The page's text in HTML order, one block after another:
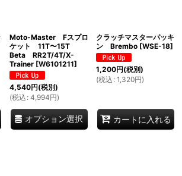
Moto-Master Fスプロ
ケット 11T〜15T
Beta RR2T/4T/X-
Trainer [W6101211]
4,540円(税別)
(税込 : 4,994円)
オプション選択
クラッチマスターパッキ
ン Brembo [WSE-18]
1,200円(税別)
(税込 : 1,320円)
カートに入れる